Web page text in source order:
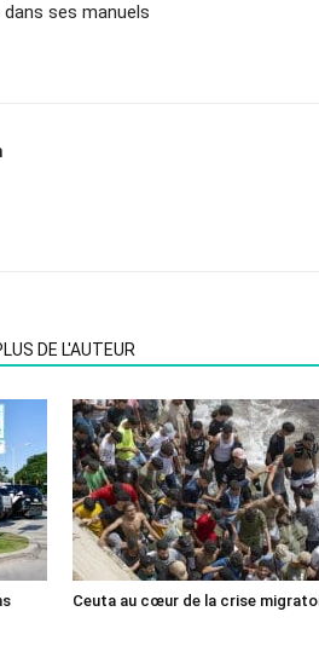
ses manuels
DE L'AUTEUR
Ceuta au cœur de la crise